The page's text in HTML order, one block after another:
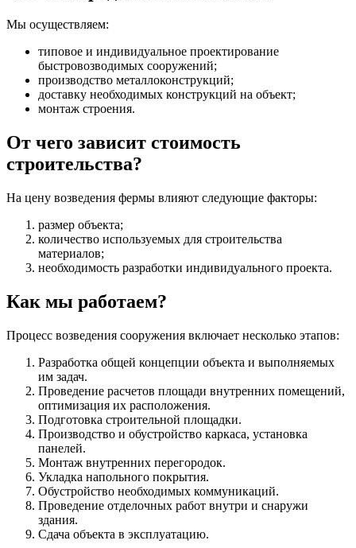
Мы осуществляем:
типовое и индивидуальное проектирование
быстровозводимых сооружений;
производство металлоконструкций;
доставку необходимых конструкций на объект;
монтаж строения.
От чего зависит стоимость
строительства?
На цену возведения фермы влияют следующие факторы:
размер объекта;
количество используемых для строительства
материалов;
необходимость разработки индивидуального проекта.
Как мы работаем?
Процесс возведения сооружения включает несколько этапов:
Разработка общей концепции объекта и выполняемых
им задач.
Проведение расчетов площади внутренних помещений,
оптимизация их расположения.
Подготовка строительной площадки.
Производство и обустройство каркаса, установка
панелей.
Монтаж внутренних перегородок.
Укладка напольного покрытия.
Обустройство необходимых коммуникаций.
Проведение отделочных работ внутри и снаружи
здания.
Сдача объекта в эксплуатацию.